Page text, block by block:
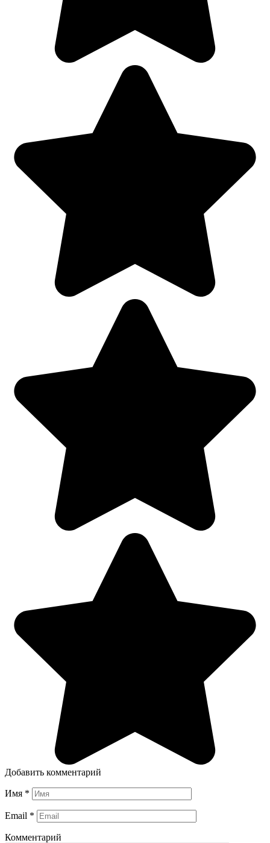
Добавить комментарий
Имя *
Email *
Комментарий